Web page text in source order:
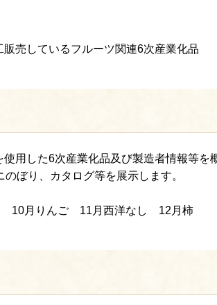
売しているフルーツ関連6次産業化品
用した6次産業化品及び製造者情報等を
ぼり、カタログ等を展示します。
10月りんご 11月西洋なし 12月柿